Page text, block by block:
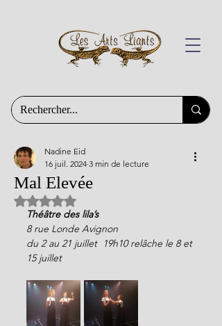
Mal Elevée
Nadine Eid
16 juil. 2024 3 min de lecture
Noté NaN étoiles sur 5.
Théâtre des lila’s
8 rue Londe Avignon
du 2 au 21 juillet  19h10 relâche le 8 et
15 juillet